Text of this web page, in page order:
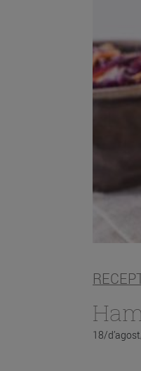
18/